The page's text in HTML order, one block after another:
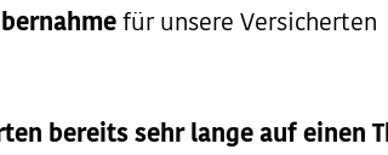
für unsere Versicherten
bereits sehr lange auf einen